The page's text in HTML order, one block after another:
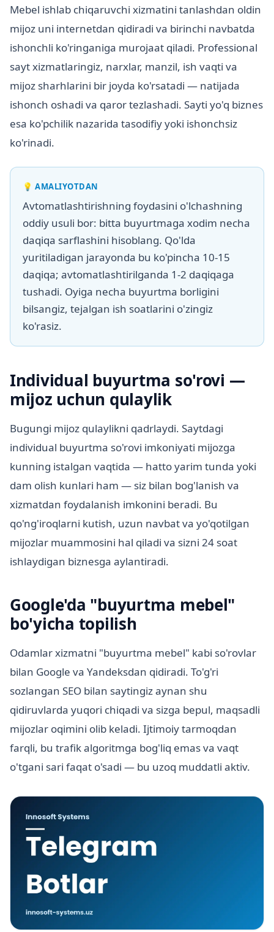
Mebel ishlab chiqaruvchi xizmatini tanlashdan oldin
mijoz uni internetdan qidiradi va birinchi navbatda
ishonchli ko'ringaniga murojaat qiladi. Professional
sayt xizmatlaringiz, narxlar, manzil, ish vaqti va
mijoz sharhlarini bir joyda ko'rsatadi — natijada
ishonch oshadi va qaror tezlashadi. Sayti yo'q biznes
esa ko'pchilik nazarida tasodifiy yoki ishonchsiz
ko'rinadi.
💡AMALIYOTDAN
Avtomatlashtirishning foydasini o'lchashning
oddiy usuli bor: bitta buyurtmaga xodim necha
daqiqa sarflashini hisoblang. Qo'lda
yuritiladigan jarayonda bu ko'pincha 10-15
daqiqa; avtomatlashtirilganda 1-2 daqiqaga
tushadi. Oyiga necha buyurtma borligini
bilsangiz, tejalgan ish soatlarini o'zingiz
ko'rasiz.
Individual buyurtma so'rovi —
mijoz uchun qulaylik
Bugungi mijoz qulaylikni qadrlaydi. Saytdagi
individual buyurtma so'rovi imkoniyati mijozga
kunning istalgan vaqtida — hatto yarim tunda yoki
dam olish kunlari ham — siz bilan bog'lanish va
xizmatdan foydalanish imkonini beradi. Bu
qo'ng'iroqlarni kutish, uzun navbat va yo'qotilgan
mijozlar muammosini hal qiladi va sizni 24 soat
ishlaydigan biznesga aylantiradi.
Google'da "buyurtma mebel"
bo'yicha topilish
Odamlar xizmatni "buyurtma mebel" kabi so'rovlar
bilan Google va Yandeksdan qidiradi. To'g'ri
sozlangan SEO bilan saytingiz aynan shu
qidiruvlarda yuqori chiqadi va sizga bepul, maqsadli
mijozlar oqimini olib keladi. Ijtimoiy tarmoqdan
farqli, bu trafik algoritmga bog'liq emas va vaqt
o'tgani sari faqat o'sadi — bu uzoq muddatli aktiv.